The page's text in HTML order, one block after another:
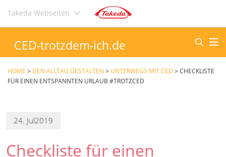
Direkt
Takeda Webseiten
CED-trotzdem-ich.de
HOME > DEN ALLTAG GESTALTEN > UNTERWEGS MIT CED >CHECKLISTE
FÜR EINEN ENTSPANNTEN URLAUB #TROTZCED
24. Jul2019
Checkliste für einen